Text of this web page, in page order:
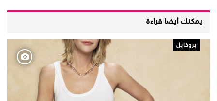
يمكنك أيضا قراءة
بروفايل